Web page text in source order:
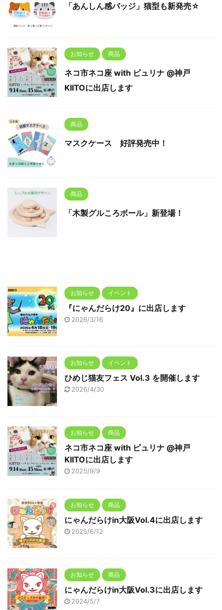
「あんしん感バッジ」猫型も新発売☆
お知らせ 商品
ネコ市ネコ座 with ピュリナ @神戸
KIITOに出店します
商品
マスクケース 好評発売中！
商品
「木製グルころボール」新登場！
お知らせ イベント
『にゃんだらけ20』に出店します
2026/3/16
お知らせ イベント
ひめじ猫友フェス Vol.3 を開催します
2026/4/30
お知らせ 商品
ネコ市ネコ座 with ピュリナ @神戸
KIITOに出店します
2025/9/9
お知らせ 商品
にゃんだらけin大阪Vol.4に出店します
2025/6/12
お知らせ 商品
にゃんだらけin大阪Vol.3に出店します
2024/5/7